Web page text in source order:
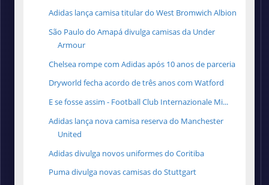
Adidas lança camisa titular do West Bromwich Albion
São Paulo do Amapá divulga camisas da Under
Armour
Chelsea rompe com Adidas após 10 anos de parceria
Dryworld fecha acordo de três anos com Watford
E se fosse assim - Football Club Internazionale Mi...
Adidas lança nova camisa reserva do Manchester
United
Adidas divulga novos uniformes do Coritiba
Puma divulga novas camisas do Stuttgart